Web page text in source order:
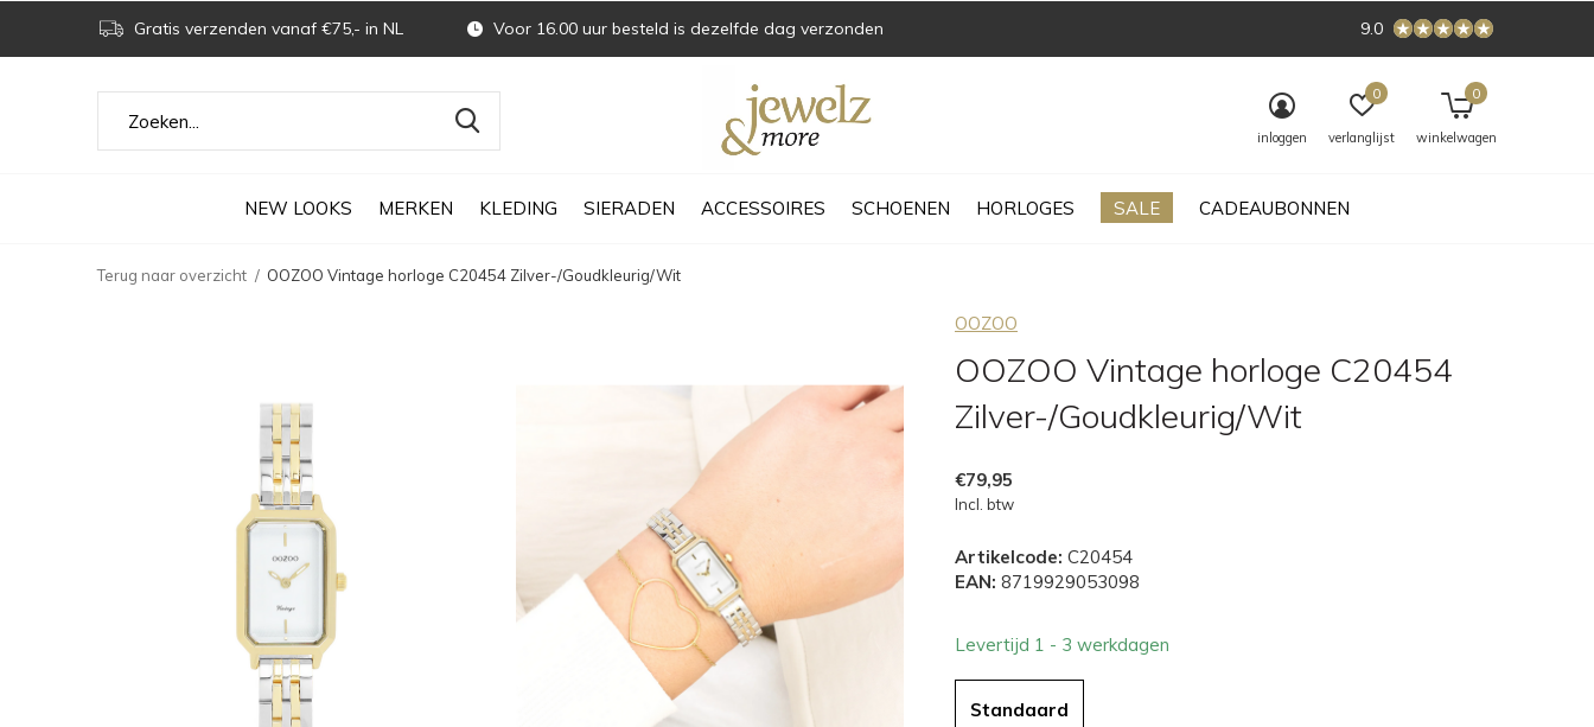
NEW LOOKS MERKEN KLEDING SIERADEN ACCESSOIRES SCHOENEN HORLOGES SALE CADEAUBONNEN
inloggen verlanglijst
0
winkelwagen
0
Gratis verzenden vanaf €75,- in NL Voor 16.00 uur besteld is dezelfde dag verzonden 9.0
Terug naar overzicht OOZOO Vintage horloge C20454 Zilver-/Goudkleurig/Wit
OOZOO
OOZOO Vintage horloge C20454
Zilver-/Goudkleurig/Wit
€79,95
Incl. btw
Artikelcode: C20454
EAN: 8719929053098
Levertijd 1 - 3 werkdagen
Standaard